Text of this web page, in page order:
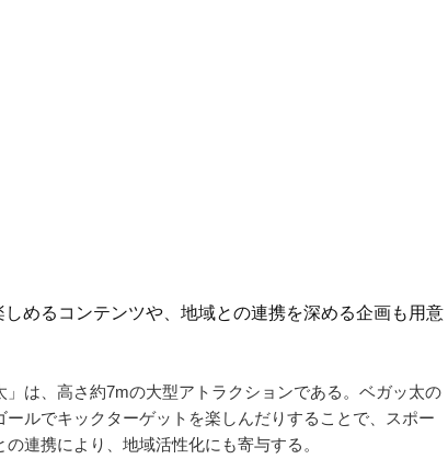
めるコンテンツや、地域との連携を深める企画も用意
は、高さ約7mの大型アトラクションである。ベガッ太の
ルでキックターゲットを楽しんだりすることで、スポー
連携により、地域活性化にも寄与する。